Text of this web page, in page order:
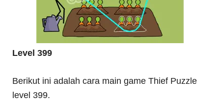
Level 399
Berikut ini adalah cara main game Thief Puzzle
level 399.